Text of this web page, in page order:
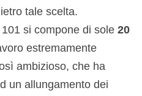
tale scelta.
si compone di sole 20
estremamente
ambizioso, che ha
un allungamento dei